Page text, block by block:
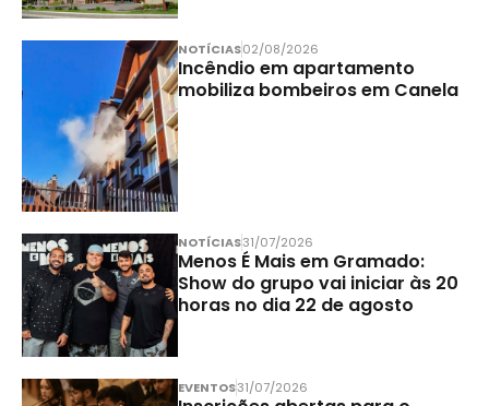
NOTÍCIAS02/08/2026
Incêndio em apartamento
mobiliza bombeiros em Canela
NOTÍCIAS31/07/2026
Menos É Mais em Gramado:
Show do grupo vai iniciar às 20
horas no dia 22 de agosto
EVENTOS31/07/2026